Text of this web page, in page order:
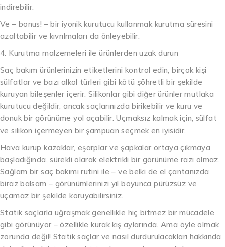
indirebilir.
Ve – bonus! – bir iyonik kurutucu kullanmak kurutma süresini
azaltabilir ve kıvrılmaları da önleyebilir.
4. Kurutma malzemeleri ile ürünlerden uzak durun
Saç bakım ürünlerinizin etiketlerini kontrol edin, birçok kişi
sülfatlar ve bazı alkol türleri gibi kötü şöhretli bir şekilde
kuruyan bileşenler içerir. Silikonlar gibi diğer ürünler mutlaka
kurutucu değildir, ancak saçlarınızda birikebilir ve kuru ve
donuk bir görünüme yol açabilir. Uçmaksız kalmak için, sülfat
ve silikon içermeyen bir şampuan seçmek en iyisidir.
Hava kurup kazaklar, eşarplar ve şapkalar ortaya çıkmaya
başladığında, sürekli olarak elektrikli bir görünüme razı olmaz.
Sağlam bir saç bakımı rutini ile – ve belki de el çantanızda
biraz balsam – görünümlerinizi yıl boyunca pürüzsüz ve
uçamaz bir şekilde koruyabilirsiniz.
Statik saçlarla uğraşmak genellikle hiç bitmez bir mücadele
gibi görünüyor – özellikle kurak kış aylarında. Ama öyle olmak
zorunda değil! Statik saçlar ve nasıl durdurulacakları hakkında